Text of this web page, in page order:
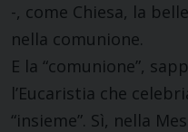
-, come Chiesa, la
nella comunione.
E la “comunione”,
l’Eucaristia che
“insieme”. Sì, nella